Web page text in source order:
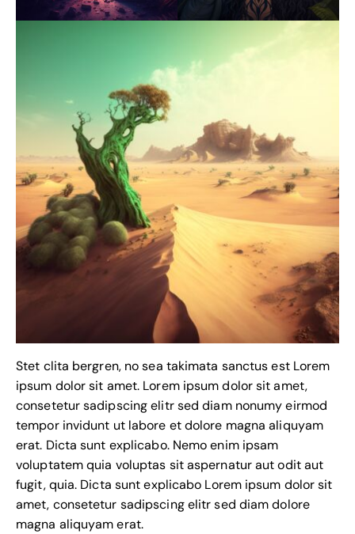
Stet clita bergren, no sea takimata sanctus est Lorem
ipsum dolor sit amet. Lorem ipsum dolor sit amet,
consetetur sadipscing elitr sed diam nonumy eirmod
tempor invidunt ut labore et dolore magna aliquyam
erat. Dicta sunt explicabo. Nemo enim ipsam
voluptatem quia voluptas sit aspernatur aut odit aut
fugit, quia. Dicta sunt explicabo Lorem ipsum dolor sit
amet, consetetur sadipscing elitr sed diam dolore
magna aliquyam erat.